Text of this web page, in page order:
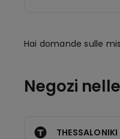
Hai domande sulle
Negozi